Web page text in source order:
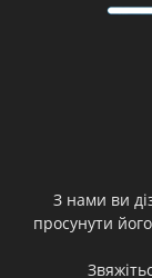
З нами ви
просунути